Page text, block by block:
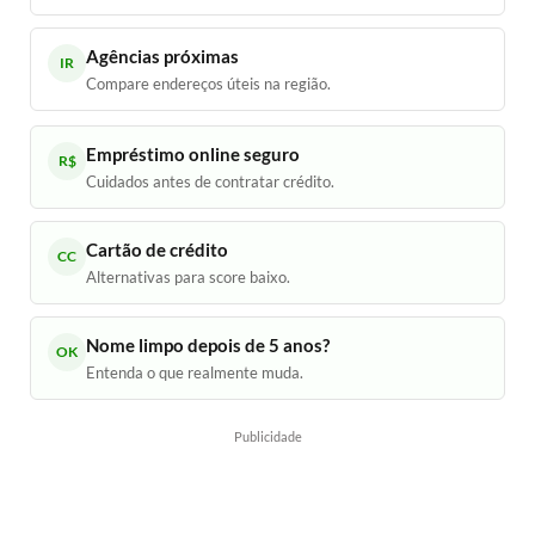
IR Agências próximas
Compare endereços úteis na região.
R$ Empréstimo online seguro
Cuidados antes de contratar crédito.
CC Cartão de crédito
Alternativas para score baixo.
OK Nome limpo depois de 5 anos?
Entenda o que realmente muda.
Publicidade